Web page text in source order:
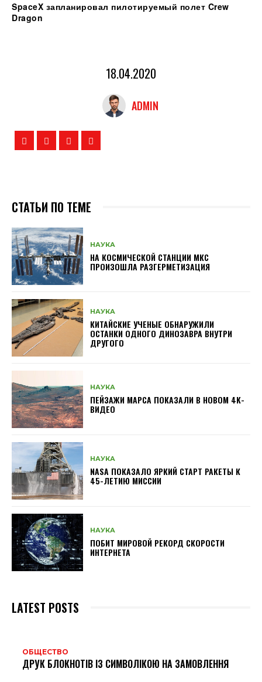
SpaceX запланировал пилотируемый полет Crew
Dragon
18.04.2020
ADMIN
СТАТЬИ ПО ТЕМЕ
НАУКА
НА КОСМИЧЕСКОЙ СТАНЦИИ МКС
ПРОИЗОШЛА РАЗГЕРМЕТИЗАЦИЯ
НАУКА
КИТАЙСКИЕ УЧЕНЫЕ ОБНАРУЖИЛИ
ОСТАНКИ ОДНОГО ДИНОЗАВРА ВНУТРИ
ДРУГОГО
НАУКА
ПЕЙЗАЖИ МАРСА ПОКАЗАЛИ В НОВОМ 4K-
ВИДЕО
НАУКА
NASA ПОКАЗАЛО ЯРКИЙ СТАРТ РАКЕТЫ К
45-ЛЕТИЮ МИССИИ
НАУКА
ПОБИТ МИРОВОЙ РЕКОРД СКОРОСТИ
ИНТЕРНЕТА
LATEST POSTS
ОБЩЕСТВО
ДРУК БЛОКНОТІВ ІЗ СИМВОЛІКОЮ НА ЗАМОВЛЕННЯ